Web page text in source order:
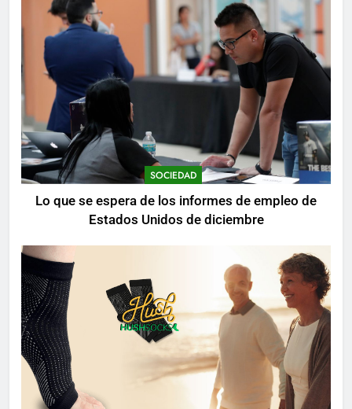
SOCIEDAD
Lo que se espera de los informes de empleo de
Estados Unidos de diciembre